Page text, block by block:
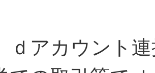
ｄアカウント